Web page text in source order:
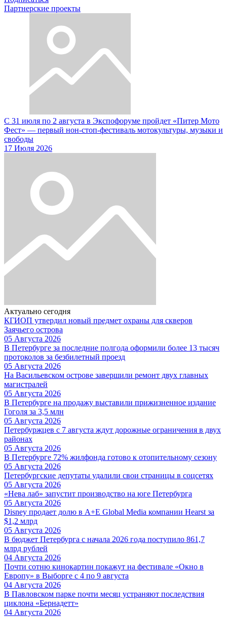
Партнерские проекты
С 31 июля по 2 августа в Экспофоруме пройдет «Питер Мото
Фест» — первый нон-стоп-фестиваль мотокультуры, музыки и
свободы
17 Июля 2026
Актуально сегодня
КГИОП утвердил новый предмет охраны для скверов
Заячьего острова
05 Августа 2026
В Петербурге за последние полгода оформили более 13 тысяч
протоколов за безбилетный проезд
05 Августа 2026
На Васильевском острове завершили ремонт двух главных
магистралей
05 Августа 2026
В Петербурге на продажу выставили прижизненное издание
Гоголя за 3,5 млн
05 Августа 2026
Петербуржцев с 7 августа ждут дорожные ограничения в двух
районах
05 Августа 2026
В Петербурге 72% жилфонда готово к отопительному сезону
05 Августа 2026
Петербургские депутаты удалили свои страницы в соцсетях
05 Августа 2026
«Нева лаб» запустит производство на юге Петербурга
05 Августа 2026
Disney продает долю в A+E Global Media компании Hearst за
$1,2 млрд
05 Августа 2026
В бюджет Петербурга с начала 2026 года поступило 861,7
млрд рублей
04 Августа 2026
Почти сотню кинокартин покажут на фестивале «Окно в
Европу» в Выборге с 4 по 9 августа
04 Августа 2026
В Павловском парке почти месяц устраняют последствия
циклона «Бернадетт»
04 Августа 2026